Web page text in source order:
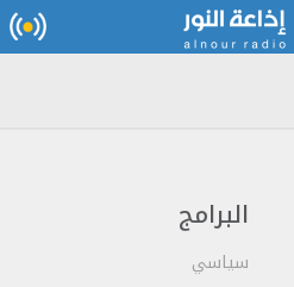
البرامج
سياسي